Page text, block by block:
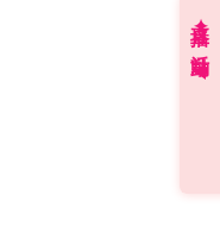
直播✦活動